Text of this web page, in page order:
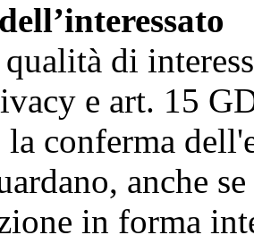
di
e art. 15
la conferma
anche
in forma